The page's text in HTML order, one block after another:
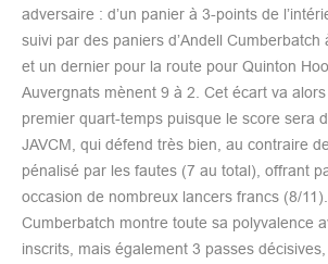
adversaire : d’un panier à 3-points de
suivi par des paniers d’Andell Cumberbatch
et un dernier pour la route pour Quinton
Auvergnats mènent 9 à 2. Cet écart va
premier quart-temps puisque le score sera
JAVCM, qui défend très bien, au contraire
pénalisé par les fautes (7 au total), offrant
occasion de nombreux lancers francs (8/11).
Cumberbatch montre toute sa polyvalence
inscrits, mais également 3 passes